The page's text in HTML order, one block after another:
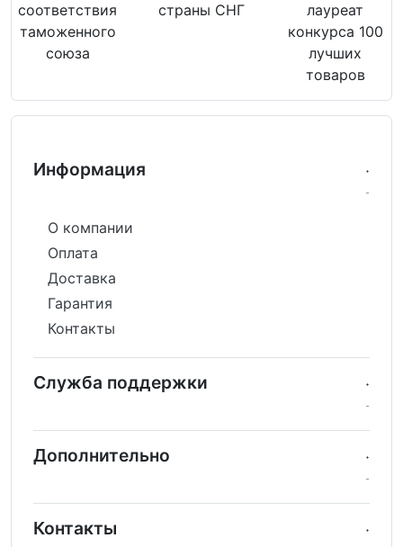
соответствия
таможенного
союза
страны СНГ
лауреат
конкурса 100
лучших
товаров
Информация
О компании
Оплата
Доставка
Гарантия
Контакты
Служба поддержки
Дополнительно
Контакты